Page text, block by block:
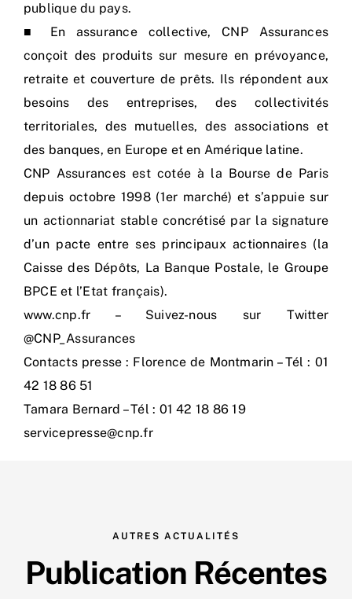
publique du pays.
■ En assurance collective, CNP Assurances
conçoit des produits sur mesure en prévoyance,
retraite et couverture de prêts. Ils répondent aux
besoins des entreprises, des collectivités
territoriales, des mutuelles, des associations et
des banques, en Europe et en Amérique latine.
CNP Assurances est cotée à la Bourse de Paris
depuis octobre 1998 (1er marché) et s’appuie sur
un actionnariat stable concrétisé par la signature
d’un pacte entre ses principaux actionnaires (la
Caisse des Dépôts, La Banque Postale, le Groupe
BPCE et l’Etat français).
www.cnp.fr – Suivez-nous sur Twitter
@CNP_Assurances
Contacts presse : Florence de Montmarin – Tél : 01
42 18 86 51
Tamara Bernard – Tél : 01 42 18 86 19
servicepresse@cnp.fr
AUTRES ACTUALITÉS
Publication Récentes